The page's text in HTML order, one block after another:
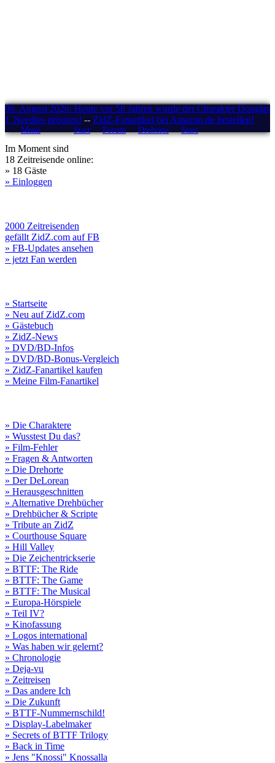
06. August 2026: Heute vor 58 Jahren wurde der Charakter Douglas
J. Needles geboren! -- ZidZ-Fanartikel bei Amazon.de bestellen!
Menü Start Forum Drehorte Stars
Im Moment sind
18 Zeitreisende online:
» 18 Gäste
» Einloggen
2000 Zeitreisenden
gefällt ZidZ.com auf FB
» FB-Updates ansehen
» jetzt Fan werden
» Startseite
» Neu auf ZidZ.com
» Gästebuch
» ZidZ-News
» DVD/BD-Infos
» DVD/BD-Bonus-Vergleich
» ZidZ-Fanartikel kaufen
» Meine Film-Fanartikel
» Die Charaktere
» Wusstest Du das?
» Film-Fehler
» Fragen & Antworten
» Die Drehorte
» Der DeLorean
» Herausgeschnitten
» Alternative Drehbücher
» Drehbücher & Scripte
» Tribute an ZidZ
» Courthouse Square
» Hill Valley
» Die Zeichentrickserie
» BTTF: The Ride
» BTTF: The Game
» BTTF: The Musical
» Europa-Hörspiele
» Teil IV?
» Kinofassung
» Logos international
» Was haben wir gelernt?
» Chronologie
» Deja-vu
» Zeitreisen
» Das andere Ich
» Die Zukunft
» BTTF-Nummernschild!
» Display-Labelmaker
» Secrets of BTTF Trilogy
» Back in Time
» Jens "Knossi" Knossalla